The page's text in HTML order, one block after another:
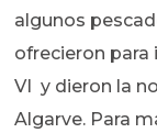
algunos
ofrecieron para
VI y dieron la
Algarve. Para